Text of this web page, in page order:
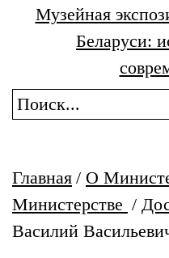
Музейная
Беларуси:
Главная / О
Министерстве /
Василий